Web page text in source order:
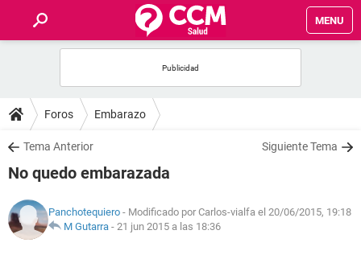
MENU
FOROS
SALUD
FAMILIA
NUTRICIÓN
Foros Embarazo
Tema Anterior Siguiente Tema
No quedo embarazada
Panchotequiero - Modificado por Carlos-vialfa el 20/06/2015, 19:18
M Gutarra - 21 jun 2015 a las 18:36